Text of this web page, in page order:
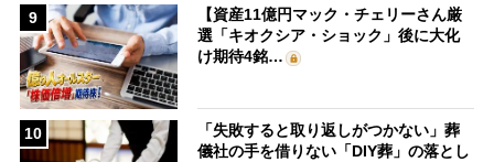
9
【資産11億円マック・チェリーさん厳
選「キオクシア・ショック」後に大化
け期待4銘…
10
「失敗すると取り返しがつかない」葬
儀社の手を借りない「DIY葬」の落とし